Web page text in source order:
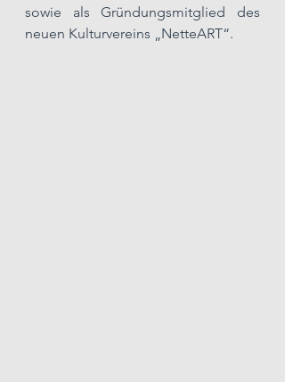
sowie als Gründungsmitglied des
neuen Kulturvereins „NetteART“.